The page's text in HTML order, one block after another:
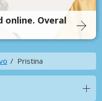
online. Overal
Pristina